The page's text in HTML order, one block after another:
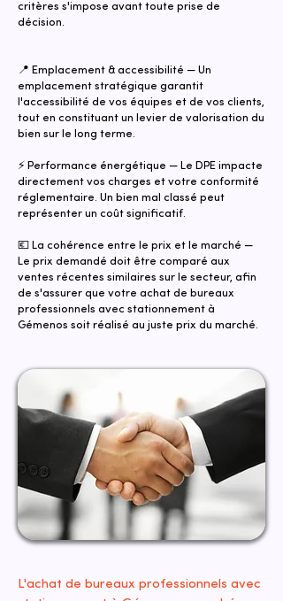
critères s'impose avant toute prise de
décision.
📍 Emplacement & accessibilité — Un
emplacement stratégique garantit
l'accessibilité de vos équipes et de vos clients,
tout en constituant un levier de valorisation du
bien sur le long terme.
⚡ Performance énergétique — Le DPE impacte
directement vos charges et votre conformité
réglementaire. Un bien mal classé peut
représenter un coût significatif.
💶 La cohérence entre le prix et le marché —
Le prix demandé doit être comparé aux
ventes récentes similaires sur le secteur, afin
de s'assurer que votre achat de bureaux
professionnels avec stationnement à
Gémenos soit réalisé au juste prix du marché.
L'achat de bureaux professionnels avec